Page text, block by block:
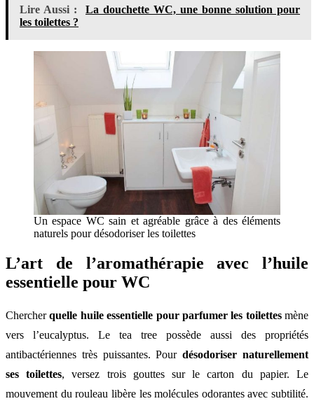
Lire Aussi :
La douchette WC, une bonne solution pour
les toilettes ?
Un espace WC sain et agréable grâce à des éléments
naturels pour désodoriser les toilettes
L’art de l’aromathérapie avec l’huile
essentielle pour WC
Chercherquelle huile essentielle pour parfumer les toilettesmène
vers l’eucalyptus. Le tea tree possède aussi des propriétés
antibactériennes très puissantes. Pourdésodoriser naturellement
ses toilettes, versez trois gouttes sur le carton du papier. Le
mouvement du rouleau libère les molécules odorantes avec subtilité.